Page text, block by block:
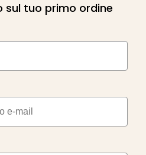
sul tuo primo ordine